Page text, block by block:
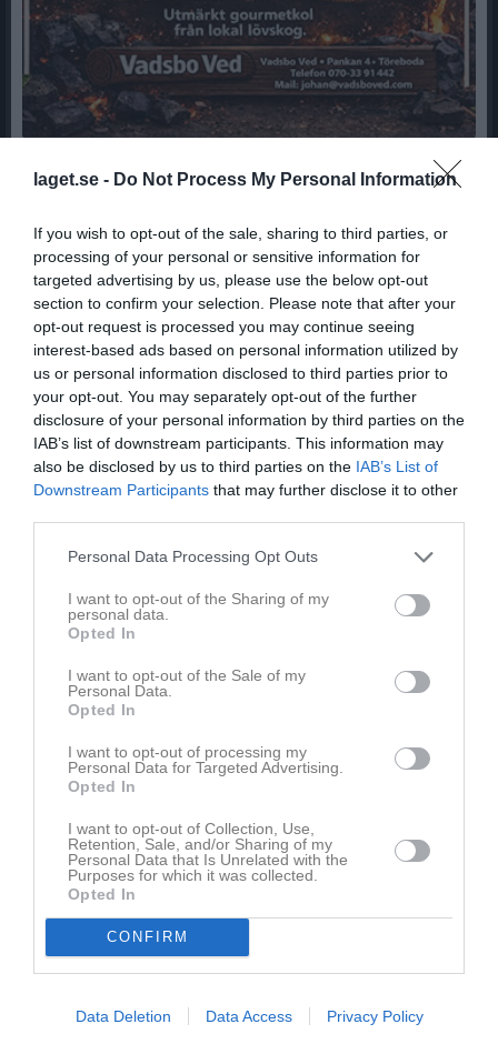
laget.se - Do Not Process My Personal Information
If you wish to opt-out of the sale, sharing to third parties, or
processing of your personal or sensitive information for
targeted advertising by us, please use the below opt-out
section to confirm your selection. Please note that after your
opt-out request is processed you may continue seeing
interest-based ads based on personal information utilized by
us or personal information disclosed to third parties prior to
your opt-out. You may separately opt-out of the further
disclosure of your personal information by third parties on the
IAB’s list of downstream participants. This information may
also be disclosed by us to third parties on the IAB’s List of
Downstream Participants that may further disclose it to other
Personal Data Processing Opt Outs
I want to opt-out of the Sharing of my
personal data.
Opted In
I want to opt-out of the Sale of my
Personal Data.
Opted In
I want to opt-out of processing my
Personal Data for Targeted Advertising.
Opted In
I want to opt-out of Collection, Use,
Retention, Sale, and/or Sharing of my
Personal Data that Is Unrelated with the
Purposes for which it was collected.
Opted In
CONFIRM
Data Deletion Data Access Privacy Policy
Leverans grillkol onsdag 8/4
Inställd träning idag måndag 23/2
Dagens träning är inställd pga många återbud.
Handboll F11 (2014) 23 feb
Visa fler nyheter
Nyheter från föreningen
Nytt EM-guld i tyngdlyftning
Leverans grillkol onsdag 8/4
8 jun
Ett unikt lopp på E20 den 3 oktober
8 jun
U14 serien i tyngdlyftning
Ingen video uppladdad
Logga in och ladda upp ert första klipp
Senast uppdaterade album